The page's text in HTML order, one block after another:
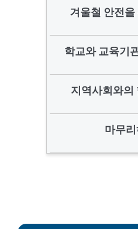
겨울철 안전을
학교와 교육기
지역사회와의
마무리